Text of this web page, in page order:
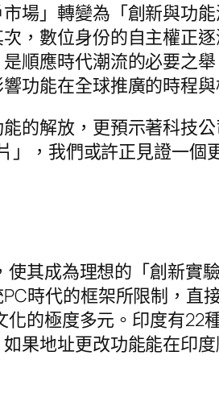
場」轉變為「創新與功
，數位身份的自主權正
順應時代潮流的必要之
功能在全球推廣的時程與
的解放，更預示著科技
」，我們或許正見證一個
其成為理想的「創新實
時代的框架所限制，直
的極度多元。印度有22
果地址更改功能能在印